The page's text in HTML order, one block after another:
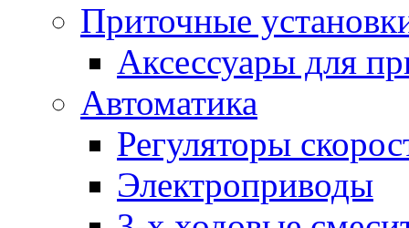
Приточные
Аксессуары для
Автоматика
Регуляторы
Электроприводы